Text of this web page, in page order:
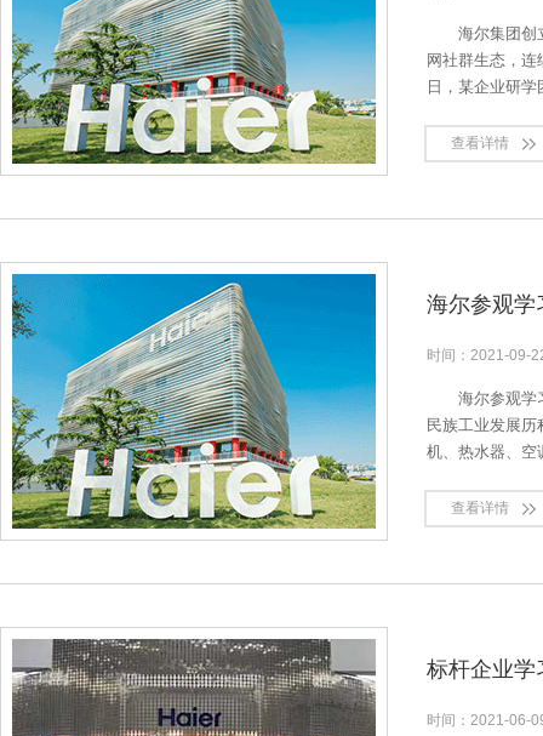
海尔集团创
网社群生态，
日，某企业研
查看详情
海尔参观学
时间： 2021-09-
海尔参观学
民族工业发展
机、热水器、空
查看详情
标杆企业学
时间： 2021-06-